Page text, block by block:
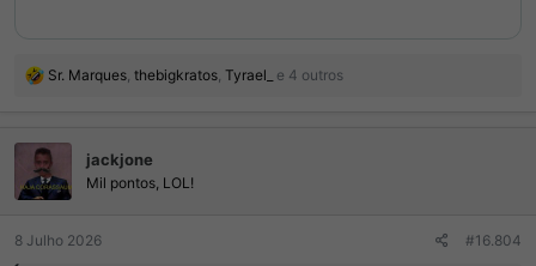
R
ç
õ
e
s
Sr. Marques, thebigkratos, Tyrael_ e 4 outros
jackjone
Mil pontos, LOL!
8 Julho 2026 #16.804